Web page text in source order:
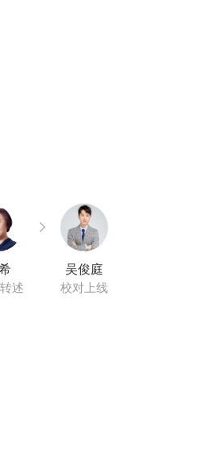
述
吴俊庭
校对上线